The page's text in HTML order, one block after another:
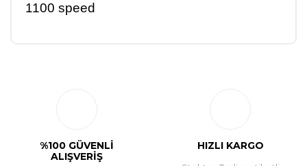
1100 speed
%100 GÜVENLİ
ALIŞVERİŞ
HIZLI KARGO